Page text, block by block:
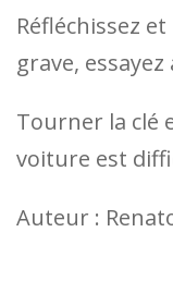
Réfléchissez
grave,
Tourner la clé
voiture est
Auteur :